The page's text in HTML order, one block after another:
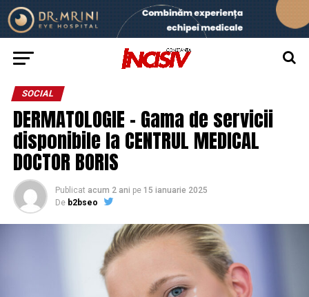
SOCIAL
DERMATOLOGIE – Gama de servicii
disponibile la CENTRUL MEDICAL
DOCTOR BORIS
Publicat acum 2 ani pe 15 ianuarie 2025
De b2bseo